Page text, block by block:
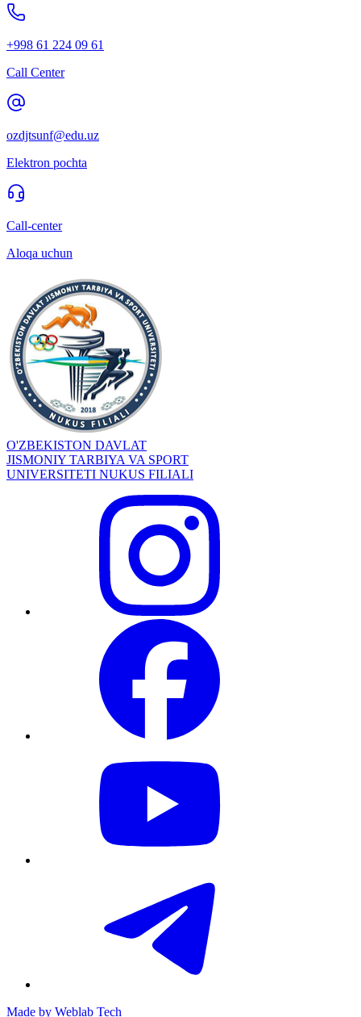
+998 61 224 09 61
Call Center
ozdjtsunf@edu.uz
Elektron pochta
Call-center
Aloqa uchun
O'ZBEKISTON DAVLAT
JISMONIY TARBIYA VA SPORT
UNIVERSITETI NUKUS FILIALI
Made by Weblab Tech